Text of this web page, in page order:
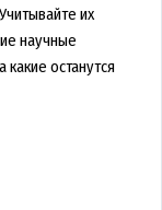
их
научные
какие останутся